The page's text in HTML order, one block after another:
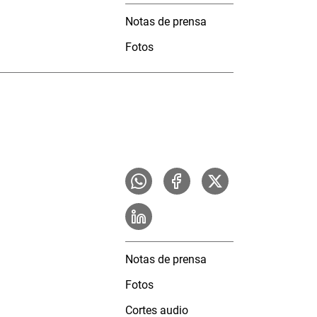
Notas de prensa
Fotos
Notas de prensa
Fotos
Cortes audio